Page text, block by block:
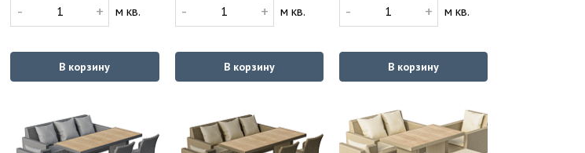
- + м кв.
В корзину
- + м кв.
В корзину
- + м кв.
В корзину